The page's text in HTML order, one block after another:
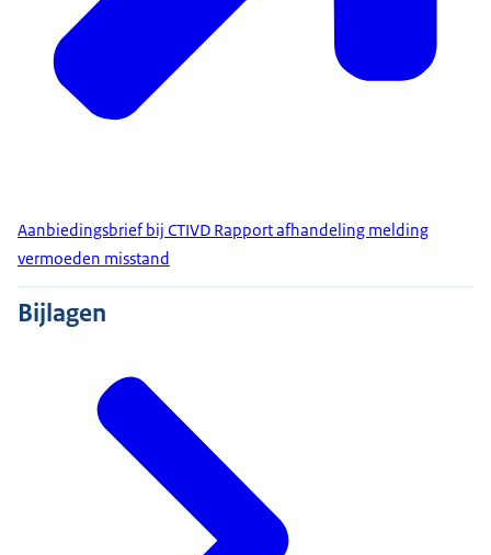
Aanbiedingsbrief bij CTIVD Rapport afhandeling melding
vermoeden misstand
Bijlagen